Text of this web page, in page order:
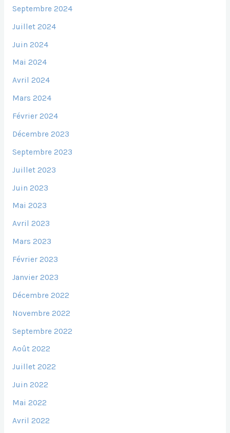
Septembre 2024
Juillet 2024
Juin 2024
Mai 2024
Avril 2024
Mars 2024
Février 2024
Décembre 2023
Septembre 2023
Juillet 2023
Juin 2023
Mai 2023
Avril 2023
Mars 2023
Février 2023
Janvier 2023
Décembre 2022
Novembre 2022
Septembre 2022
Août 2022
Juillet 2022
Juin 2022
Mai 2022
Avril 2022